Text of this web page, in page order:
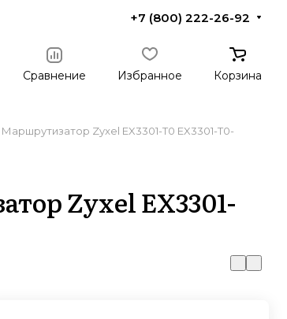
+7 (800) 222-26-92
Сравнение Избранное Корзина
Zyxel EX3301-T0 EX3301-T0-
Zyxel EX3301-